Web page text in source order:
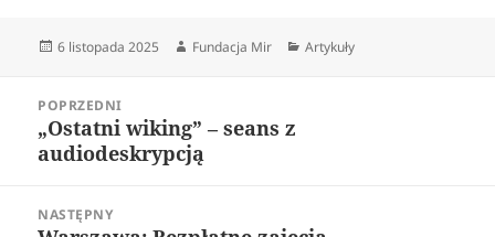
Data
6 listopada 2025 Autor
Fundacja Mir Kategorie
Artykuły
wpisuPOPRZEDNI
Poprzedni
wpis:
„Ostatni wiking” – seans z
audiodeskrypcją
NASTĘPNY